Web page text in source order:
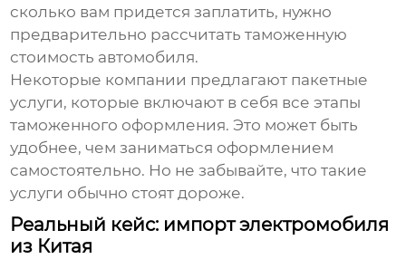
сколько вам придется заплатить, нужно
предварительно рассчитать таможенную
стоимость автомобиля.
Некоторые компании предлагают пакетные
услуги, которые включают в себя все этапы
таможенного оформления. Это может быть
удобнее, чем заниматься оформлением
самостоятельно. Но не забывайте, что такие
услуги обычно стоят дороже.
Реальный кейс: импорт электромобиля
из Китая